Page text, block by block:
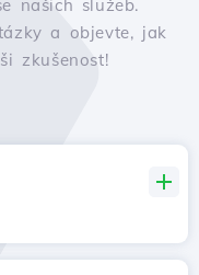
našich služeb.
a objevte, jak
zkušenost!